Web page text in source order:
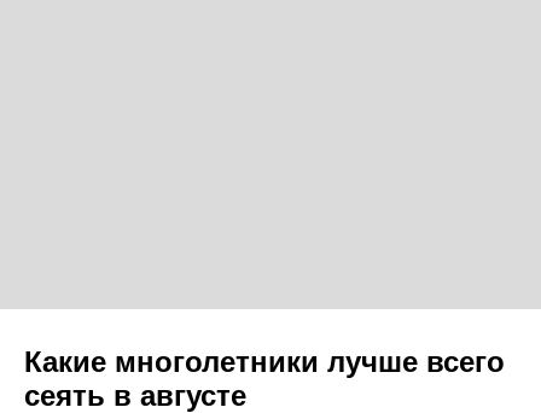
Какие многолетники лучше всего
сеять в августе